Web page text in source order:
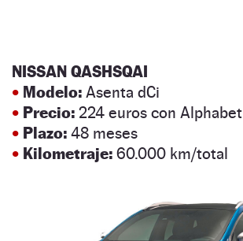
NISSAN QASHSQAI
• Modelo: Asenta dCi
• Precio: 224 euros con Alphabet
• Plazo: 48 meses
• Kilometraje: 60.000 km/total